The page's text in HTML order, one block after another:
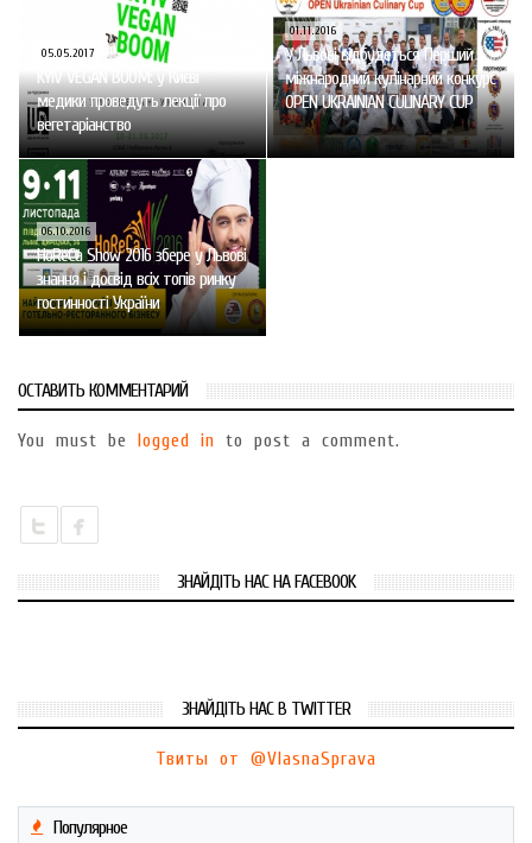
05.05.2017
KYIV VEGAN BOOM: у Києві
медики проведуть лекції про
вегетаріанство
01.11.2016
У Львові відбудеться Перший
міжнародний кулінарний конкурс
OPEN UKRAINIAN CULINARY CUP
06.10.2016
HoReCa Show 2016 збере у Львові
знання і досвід всіх топів ринку
гостинності України
ОСТАВИТЬ КОММЕНТАРИЙ
You must be logged in to post a comment.
ЗНАЙДІТЬ НАС НА FACEBOOK
ЗНАЙДІТЬ НАС В TWITTER
Твиты от @VlasnaSprava
Популярное